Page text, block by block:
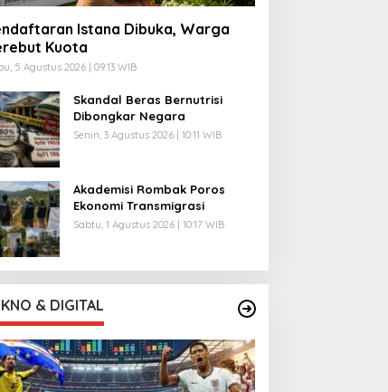
Istana Dibuka, Warga
Kuota
5 Agustus 2026 | 09:13 WIB
Skandal Beras Bernutrisi
Dibongkar Negara
Senin, 3 Agustus 2026 | 10:11 WIB
Akademisi Rombak Poros
Ekonomi Transmigrasi
Sabtu, 1 Agustus 2026 | 10:17 WIB
& DIGITAL